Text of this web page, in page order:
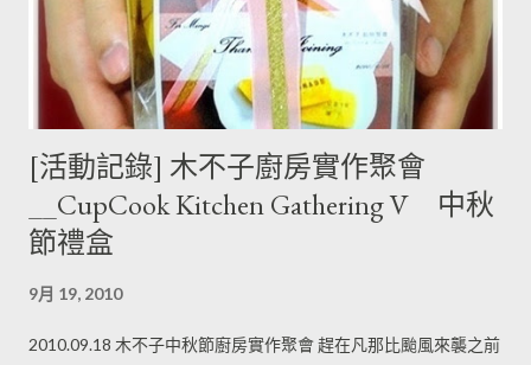
[活動記錄] 木不子廚房實作聚會
__CupCook Kitchen Gathering V 中秋
節禮盒
9月 19, 2010
2010.09.18 木不子中秋節廚房實作聚會 趕在凡那比颱風來襲之前